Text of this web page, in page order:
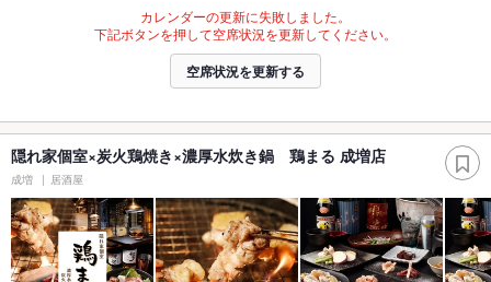
カレンダーの更新に失敗しました。
下記ボタンを押して空席状況を更新してください。
空席状況を更新する
隠れ家個室×炭火鶏焼き×濃厚水炊き鍋 鶏まる 成増店
成増 居酒屋